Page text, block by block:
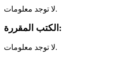
لا توجد معلومات.
الكتب المقررة:
لا توجد معلومات.